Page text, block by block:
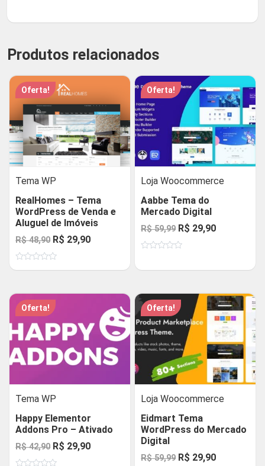
Produtos relacionados
Oferta!
Tema WP
RealHomes – Tema
WordPress de Venda e
Aluguel de Imóveis
R$48,90 O
preço
original
R$ 48,90.
R$ 29,90O
atual
R$ 29,90.
Oferta!
Loja Woocommerce
Aabbe Tema do
Mercado Digital
R$59,99 O
preço
R$ 59,99.
R$ 29,90O
R$ 29,90.
de
Oferta!
Tema WP
Happy Elementor
Addons Pro – Ativado
R$42,90 O
preço
R$ 29,90O
Oferta!
Loja Woocommerce
Eidmart Tema
WordPress do Mercado
Digital
R$59,99 O
R$ 29,90O